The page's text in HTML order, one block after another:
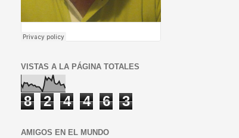
VISTAS A LA PÁGINA TOTALES
8 2 4 4 6 3
AMIGOS EN EL MUNDO